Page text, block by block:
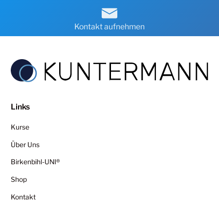
Kontakt aufnehmen
Links
Kurse
Über Uns
Birkenbihl-UNI®
Shop
Kontakt